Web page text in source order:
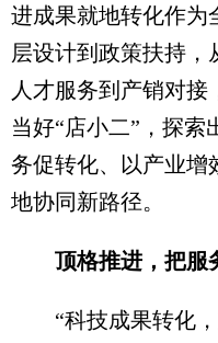
进成果就地转化作为
层设计到政策扶持，
人才服务到产销对
当好“店小二”，探索
务促转化、以产业增
地协同新路径。
顶格推进，把服
“科技成果转化，